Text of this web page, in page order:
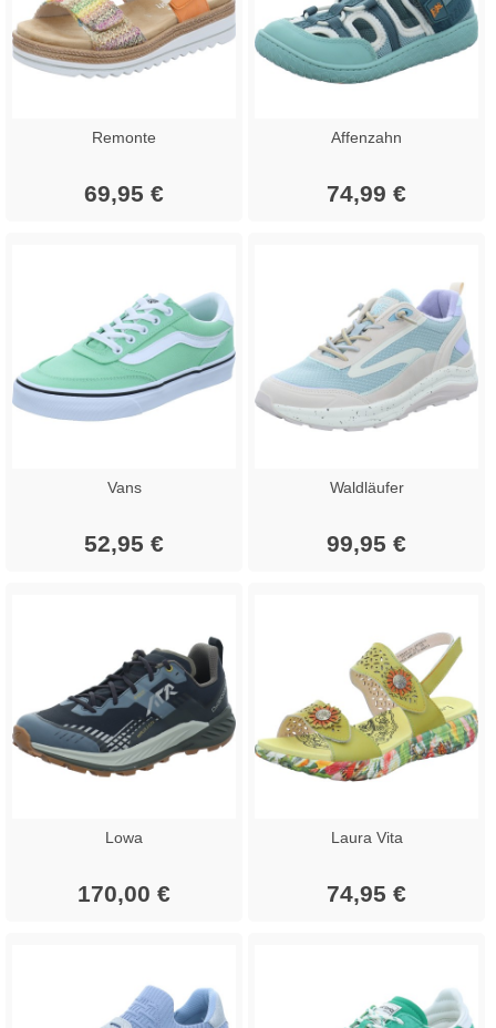
Remonte
69,95 €
Affenzahn
74,99 €
Vans
52,95 €
Waldläufer
99,95 €
Lowa
170,00 €
Laura Vita
74,95 €